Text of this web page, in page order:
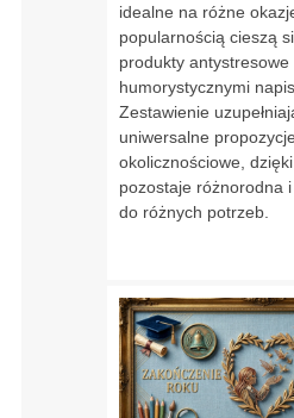
idealne na różne
popularnością cieszą
produkty antystresowe
humorystycznymi
Zestawienie
uniwersalne
okolicznościowe,
pozostaje różnorodna
do różnych potrzeb.